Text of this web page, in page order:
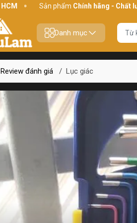
Sản phẩmChính hãng - Chất lượng
Danh mục
Review đánh giá / Lục giác